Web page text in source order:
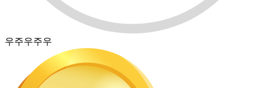
우주우주우